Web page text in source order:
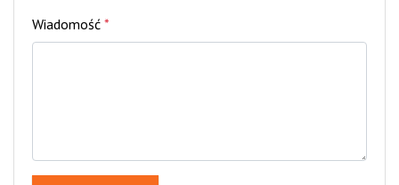
Wiadomość *